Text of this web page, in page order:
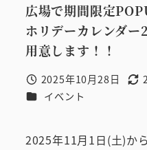
広場で期間限定
ホリデーカレンダ
用意します！！
投稿日
2025年10月28日
更
カテゴリー
イベント
2025年11月1日(土)か